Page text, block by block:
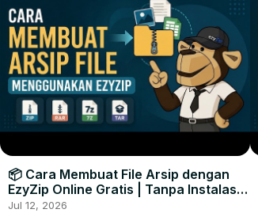
📦 Cara Membuat File Arsip dengan
EzyZip Online Gratis | Tanpa Instalasi
Perangkat Lunak
Jul 12, 2026